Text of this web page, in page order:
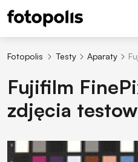
Fotopolis Testy Aparaty
Fujifilm
zdjęcia